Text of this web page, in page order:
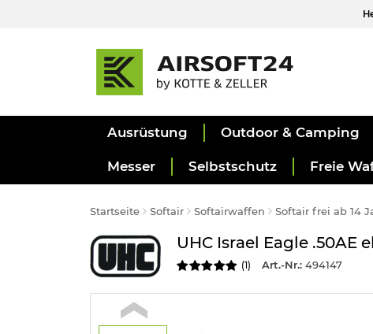
Ausrüstung Outdoor & Camping
Messer Selbstschutz Freie
Startseite Softair Softairwaffen Softair frei ab 14
UHC Israel Eagle
(1 ) Art.-Nr.:494147